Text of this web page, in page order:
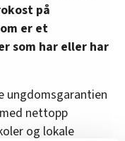
på
er et
som har eller har
ungdomsgarantien
nettopp
og lokale